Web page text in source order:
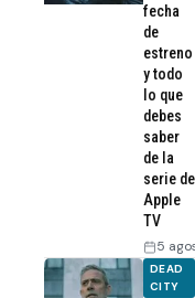
fecha
de
estreno
y todo
lo que
debes
saber
de la
serie de
Apple
TV
5
DEAD
CITY